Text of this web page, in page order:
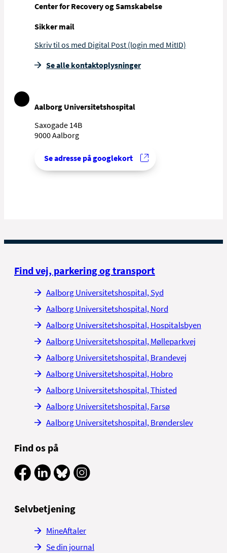
Center for Recovery og Samskabelse
Sikker mail
Skriv til os med Digital Post (login med MitID)
Se alle kontakt­oplysninger
Aalborg Universitetshospital
Saxogade 14B
9000Aalborg
Se adresse på googlekort
Find vej, parkering og transport
Aalborg Universitetshospital, Syd
Aalborg Universitetshospital, Nord
Aalborg Universitetshospital, Hospitalsbyen
Aalborg Universitetshospital, Mølleparkvej
Aalborg Universitetshospital, Brandevej
Aalborg Universitetshospital, Hobro
Aalborg Universitetshospital, Thisted
Aalborg Universitetshospital, Farsø
Aalborg Universitetshospital, Brønderslev
Find os på
Selvbetjening
MineAftaler
Se din journal